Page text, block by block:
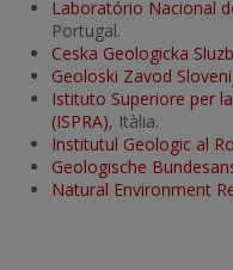
Laboratório Nacional
Portugal.
Ceska Geologicka
Geoloski Zavod
Istituto Superiore per
(ISPRA), Itàlia.
Institutul Geologic al
Geologische
Natural Environment